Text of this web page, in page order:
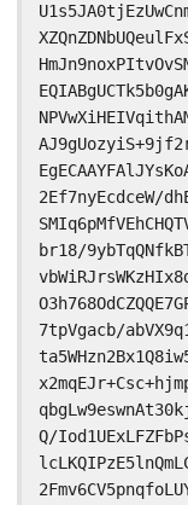
2Ef7nyEcdceW/
br18/
7tpVgacb/
Q/